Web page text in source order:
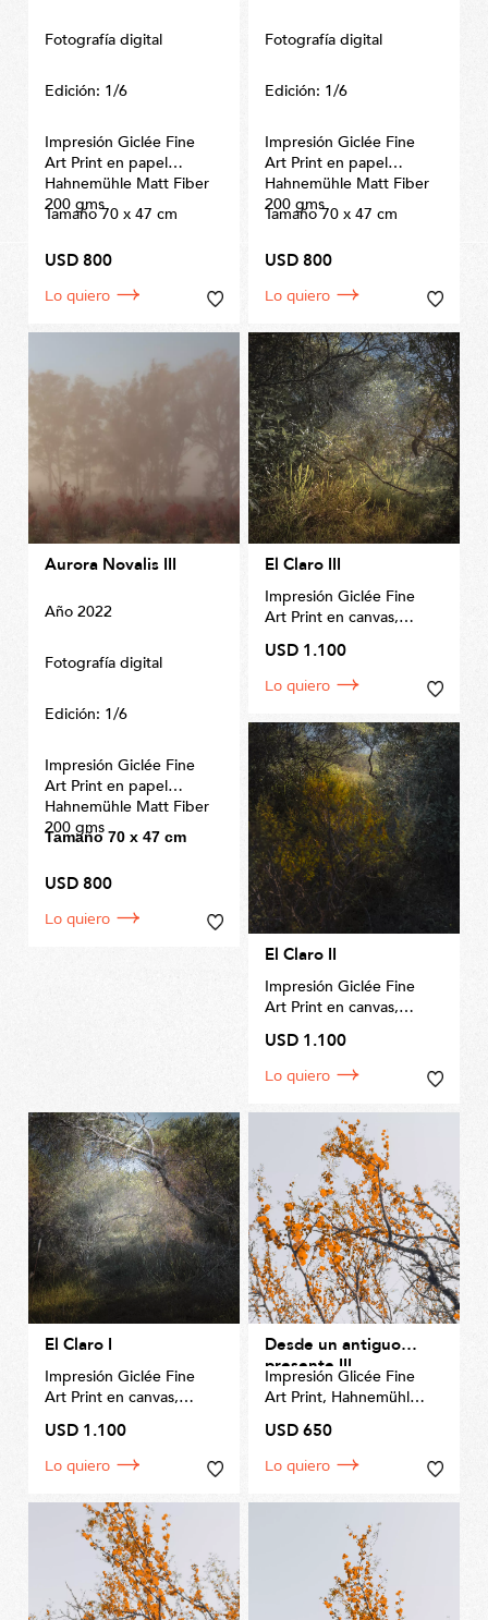
Fotografía digital
Edición: 1/6
Impresión Giclée Fine
Art Print en papel
Hahnemühle Matt Fiber
200 gms
Tamaño 70 x 47 cm
USD 800
Lo quiero
Fotografía digital
Edición: 1/6
Impresión Giclée Fine
Art Print en papel
Hahnemühle Matt Fiber
200 gms
Tamaño 70 x 47 cm
USD 800
Lo quiero
Aurora Novalis III
Año 2022
Fotografía digital
Edición: 1/6
Impresión Giclée Fine
Art Print en papel
Hahnemühle Matt Fiber
200 gms
Tamaño 70 x 47 cm
USD 800
Lo quiero
El Claro III
Impresión Giclée Fine
Art Print en canvas,
Prints
Tamaño 72 x 110cm
USD 1.100
Lo quiero
El Claro II
Impresión Giclée Fine
Art Print en canvas,
Prints
Tamaño 110 x 72cm
USD 1.100
Lo quiero
El Claro I
Impresión Giclée Fine
Art Print en canvas,
Prints
Tamaño 72 x 110cm
USD 1.100
Lo quiero
Desde un antiguo
presente III
Impresión Glicée Fine
Art Print, Hahnemühle
Tamaño 50 x 70cm
USD 650
Lo quiero